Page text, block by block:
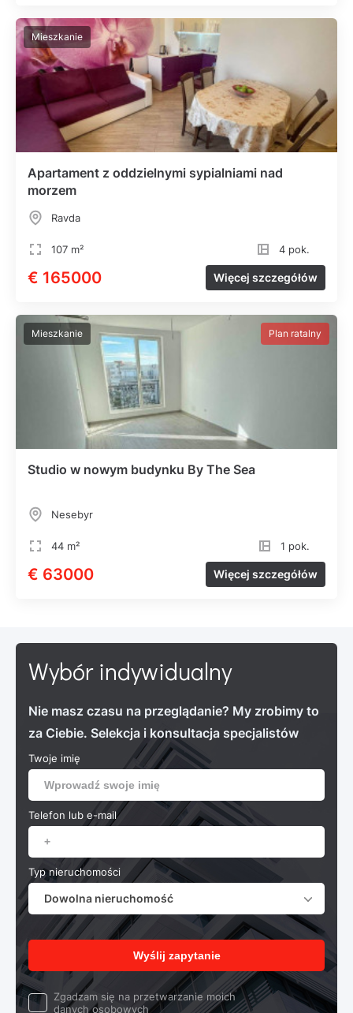
Mieszkanie
Apartament z oddzielnymi sypialniami nad
morzem
Ravda
107 m² 4 pok.
€ 165000 Więcej szczegółów
Mieszkanie Plan ratalny
Studio w nowym budynku By The Sea
Nesebyr
44 m² 1 pok.
€ 63000 Więcej szczegółów
Wybór indywidualny
Nie masz czasu na przeglądanie? My zrobimy to
za Ciebie. Selekcja i konsultacja specjalistów
Twoje imię
Telefon lub e-mail
Typ nieruchomości
Dowolna nieruchomość
Wyślij zapytanie
Zgadzam się na przetwarzanie moich
danych osobowych